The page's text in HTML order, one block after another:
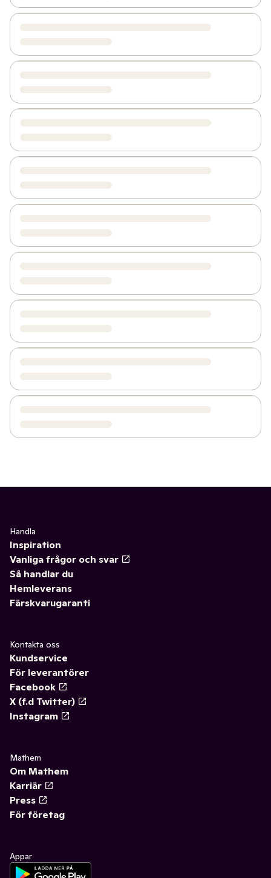
Handla
Inspiration
Vanliga frågor och svar
Så handlar du
Hemleverans
Färskvarugaranti
Kontakta oss
Kundservice
För leverantörer
Facebook
X (f.d Twitter)
Instagram
Mathem
Om Mathem
Karriär
Press
För företag
Appar